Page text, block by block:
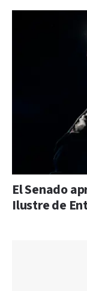
El Senado
Ilustre de